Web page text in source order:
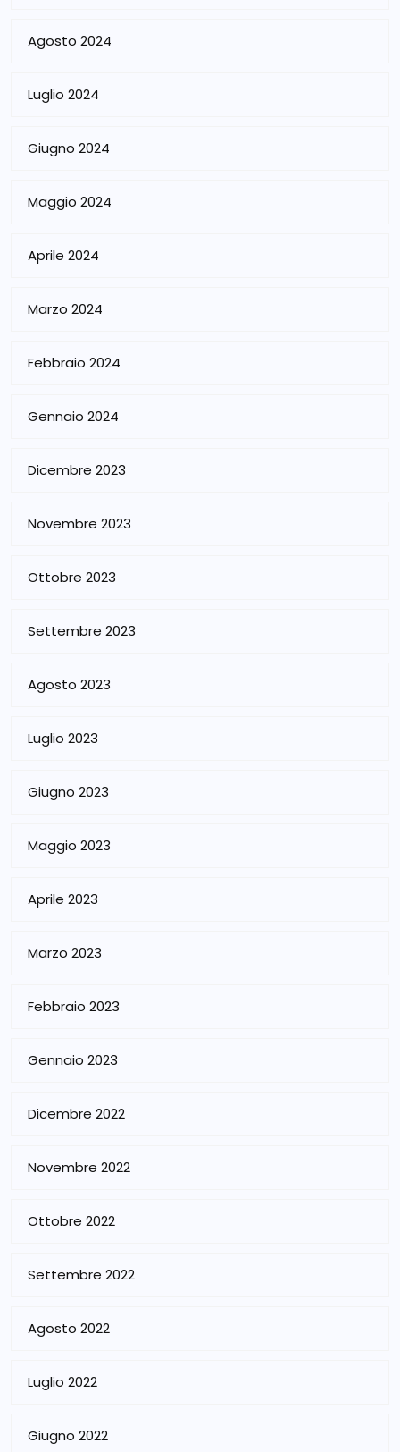
Agosto 2024
Luglio 2024
Giugno 2024
Maggio 2024
Aprile 2024
Marzo 2024
Febbraio 2024
Gennaio 2024
Dicembre 2023
Novembre 2023
Ottobre 2023
Settembre 2023
Agosto 2023
Luglio 2023
Giugno 2023
Maggio 2023
Aprile 2023
Marzo 2023
Febbraio 2023
Gennaio 2023
Dicembre 2022
Novembre 2022
Ottobre 2022
Settembre 2022
Agosto 2022
Luglio 2022
Giugno 2022